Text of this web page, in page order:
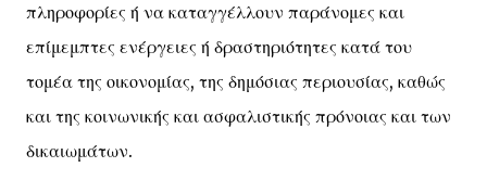
πληροφορίες ή να καταγγέλλουν παράνομες και
επίμεμπτες ενέργειες ή δραστηριότητες κατά του
τομέα της οικονομίας, της δημόσιας περιουσίας, καθώς
και της κοινωνικής και ασφαλιστικής πρόνοιας και των
δικαιωμάτων.